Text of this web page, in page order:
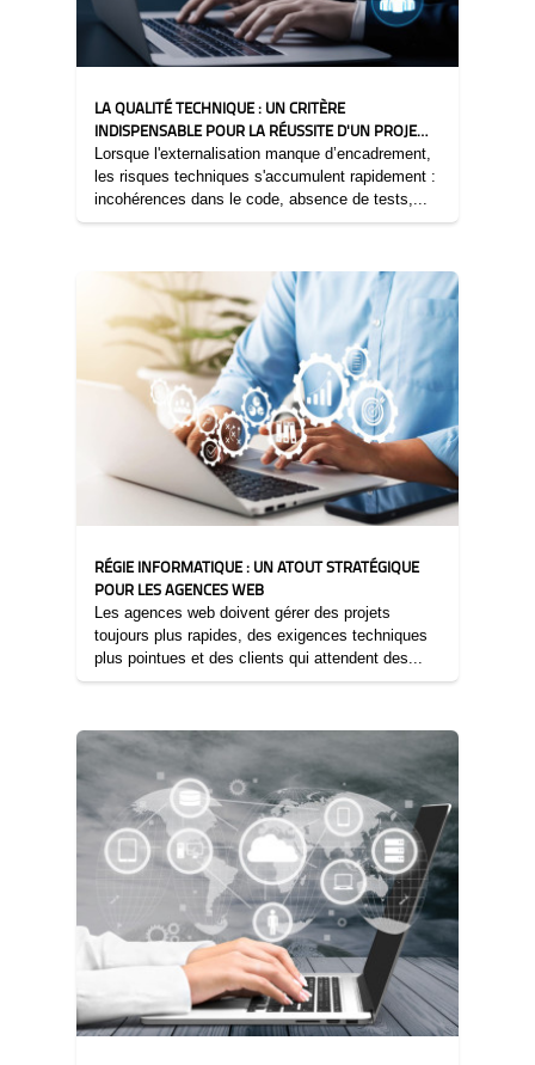
LA QUALITÉ TECHNIQUE : UN CRITÈRE
INDISPENSABLE POUR LA RÉUSSITE D'UN PROJET
D'EXTERNALISATION
Lorsque l'externalisation manque d’encadrement,
les risques techniques s'accumulent rapidement :
incohérences dans le code, absence de tests,...
RÉGIE INFORMATIQUE : UN ATOUT STRATÉGIQUE
POUR LES AGENCES WEB
Les agences web doivent gérer des projets
toujours plus rapides, des exigences techniques
plus pointues et des clients qui attendent des...